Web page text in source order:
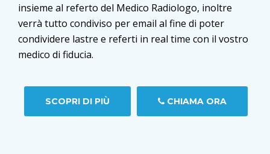
insieme al referto del Medico Radiologo, inoltre
verrà tutto condiviso per email al fine di poter
condividere lastre e referti in real time con il vostro
medico di fiducia.
SCOPRI DI PIÙ CHIAMA ORA